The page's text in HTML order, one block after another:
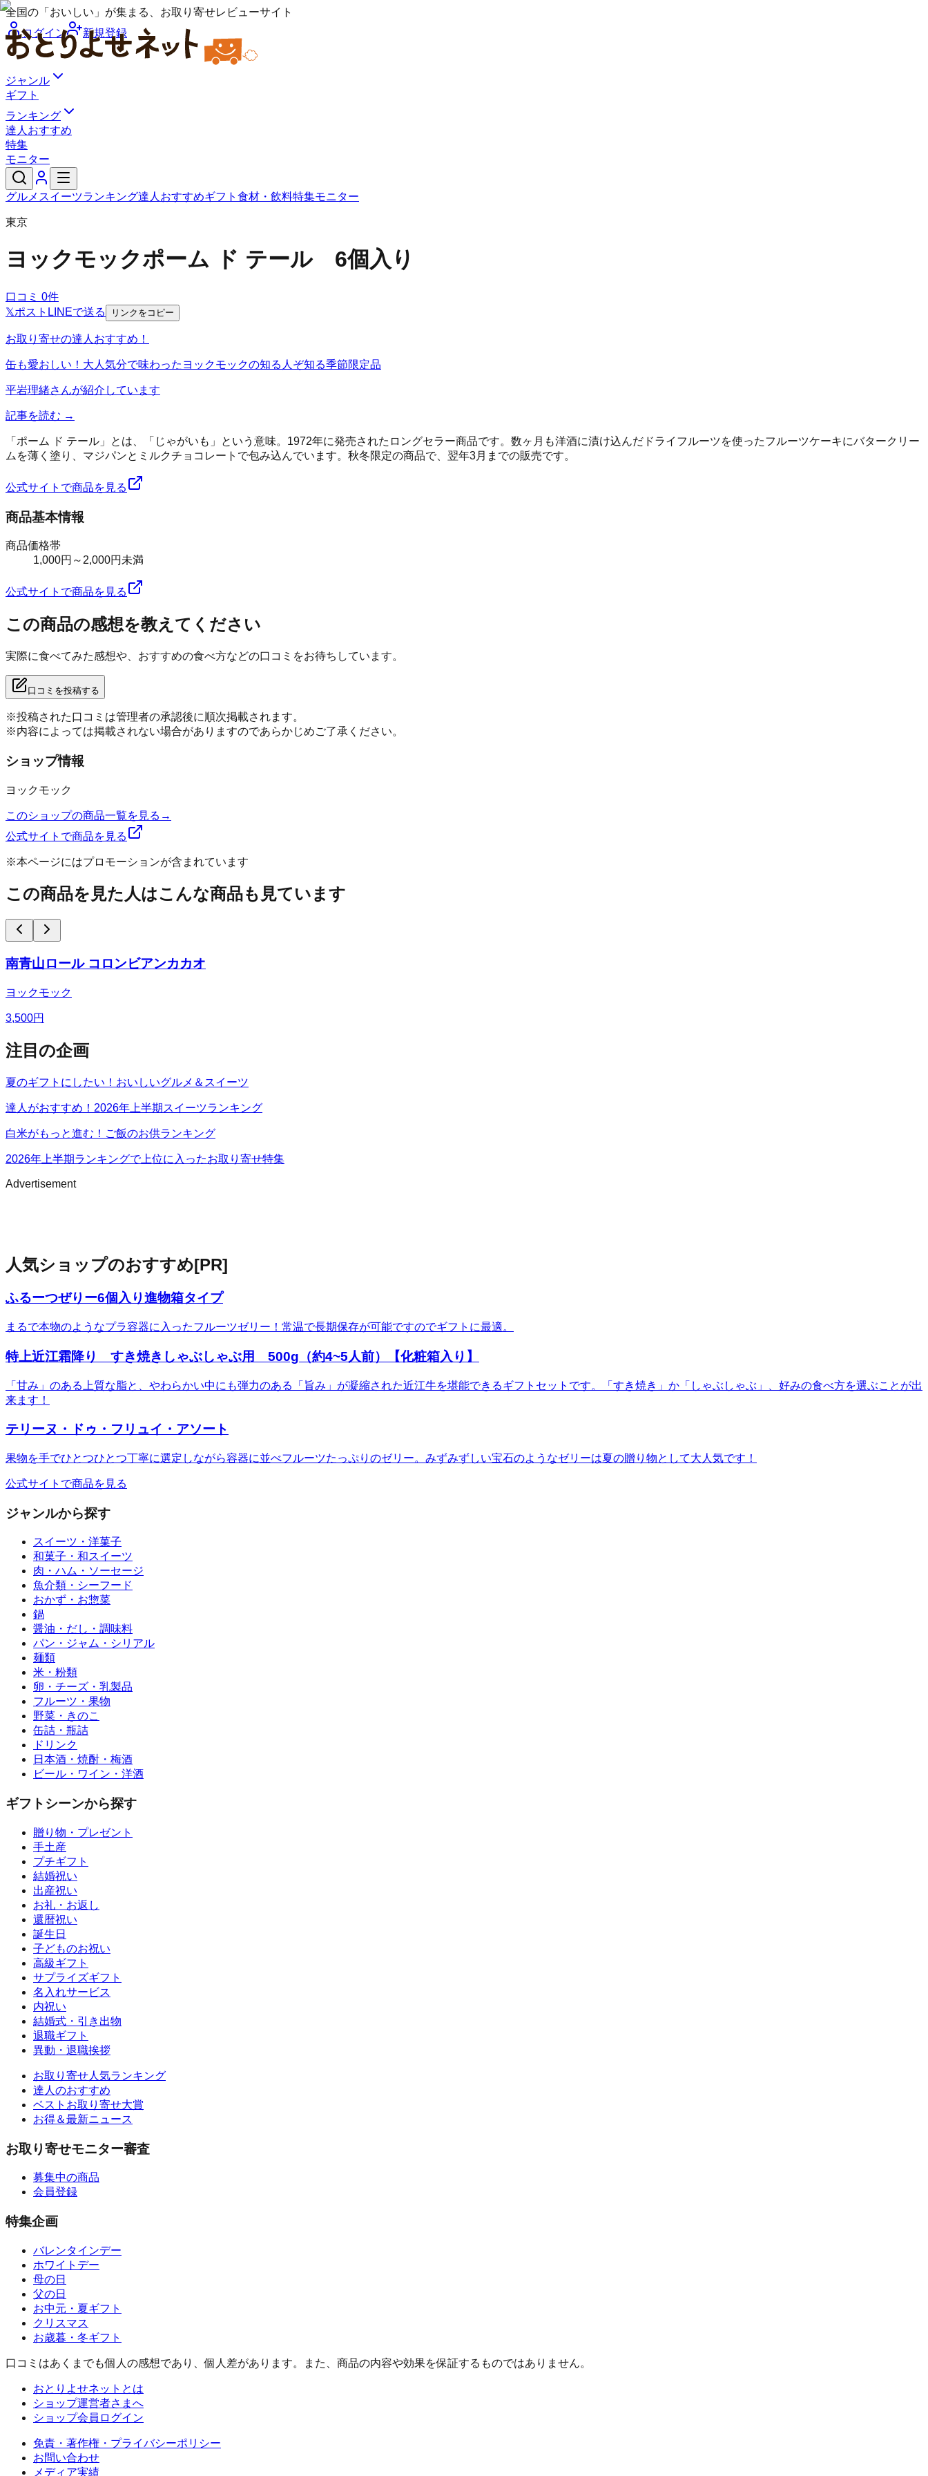
全国の「おいしい」が集まる、お取り寄せレビューサイト
ログイン
新規登録
ジャンル
ギフト
ランキング
達人おすすめ
特集
モニター
グルメ スイーツランキング達人おすすめギフト 食材・飲料特集モニター
東京
ヨックモックポーム ド テール 6個入り
口コミ 0件
𝕏ポスト LINEで送る リンクをコピー
お取り寄せの達人おすすめ！
缶も愛おしい！大人気分で味わったヨックモックの知る人ぞ知る季節限定品
平岩理緒さんが紹介しています
記事を読む →
「ポーム ド テール」とは、「じゃがいも」という意味。1972年に発売されたロングセラー商品です。数ヶ月も洋酒に漬け込んだドライフルーツを使ったフルーツケーキにバタークリー
ムを薄く塗り、マジパンとミルクチョコレートで包み込んでいます。秋冬限定の商品で、翌年3月までの販売です。
公式サイトで商品を見る
商品基本情報
商品価格帯
1,000円～2,000円未満
公式サイトで商品を見る
この商品の感想を教えてください
実際に食べてみた感想や、おすすめの食べ方などの口コミをお待ちしています。
口コミを投稿する
※投稿された口コミは管理者の承認後に順次掲載されます。
※内容によっては掲載されない場合がありますのであらかじめご了承ください。
ショップ情報
ヨックモック
このショップの商品一覧を見る →
公式サイトで商品を見る
※本ページにはプロモーションが含まれています
この商品を見た人はこんな商品も見ています
南青山ロール コロンビアンカカオ
ヨックモック
3,500円
注目の企画
夏のギフトにしたい！おいしいグルメ＆スイーツ
達人がおすすめ！2026年上半期スイーツランキング
白米がもっと進む！ご飯のお供ランキング
2026年上半期ランキングで上位に入ったお取り寄せ特集
Advertisement
人気ショップのおすすめ[PR]
ふるーつぜりー6個入り進物箱タイプ
まるで本物のようなプラ容器に入ったフルーツゼリー！常温で長期保存が可能ですのでギフトに最適。
特上近江霜降り すき焼きしゃぶしゃぶ用 500g（約4~5人前）【化粧箱入り】
「甘み」のある上質な脂と、やわらかい中にも弾力のある「旨み」が凝縮された近江牛を堪能できるギフトセットです。「すき焼き」か「しゃぶしゃぶ」、好みの食べ方を選ぶことが出
来ます！
テリーヌ・ドゥ・フリュイ・アソート
果物を手でひとつひとつ丁寧に選定しながら容器に並べフルーツたっぷりのゼリー。みずみずしい宝石のようなゼリーは夏の贈り物として大人気です！
公式サイトで商品を見る
ジャンルから探す
スイーツ・洋菓子
和菓子・和スイーツ
肉・ハム・ソーセージ
魚介類・シーフード
おかず・お惣菜
鍋
醤油・だし・調味料
パン・ジャム・シリアル
麺類
米・粉類
卵・チーズ・乳製品
フルーツ・果物
野菜・きのこ
缶詰・瓶詰
ドリンク
日本酒・焼酎・梅酒
ビール・ワイン・洋酒
ギフトシーンから探す
贈り物・プレゼント
手土産
プチギフト
結婚祝い
出産祝い
お礼・お返し
還暦祝い
誕生日
子どものお祝い
高級ギフト
サプライズギフト
名入れサービス
内祝い
結婚式・引き出物
退職ギフト
異動・退職挨拶
お取り寄せ人気ランキング
達人のおすすめ
ベストお取り寄せ大賞
お得＆最新ニュース
お取り寄せモニター審査
募集中の商品
会員登録
特集企画
バレンタインデー
ホワイトデー
母の日
父の日
お中元・夏ギフト
クリスマス
お歳暮・冬ギフト
口コミはあくまでも個人の感想であり、個人差があります。また、商品の内容や効果を保証するものではありません。
おとりよせネットとは
ショップ運営者さまへ
ショップ会員ログイン
免責・著作権・プライバシーポリシー
お問い合わせ
メディア実績